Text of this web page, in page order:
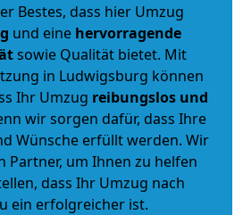
Bestes, dass hier Umzug
und eine hervorragende
sowie Qualität bietet. Mit
in Ludwigsburg können
Ihr Umzug reibungslos und
wir sorgen dafür, dass Ihre
Wünsche erfüllt werden. Wir
Partner, um Ihnen zu helfen
dass Ihr Umzug nach
ein erfolgreicher ist.